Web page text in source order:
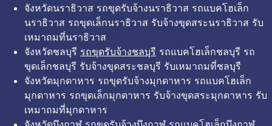
จังหวัดนราธิวาส รถขุดรับจ้างนราธิวาส รถแบคโฮเล็ก
นราธิวาส รถขุดเล็กนราธิวาส รับจ้างขุดสระนราธิวาส รับ
เหมาถมที่นราธิวาส
จังหวัดชลบุรี รถขุดรับจ้างชลบุรี รถแบคโฮเล็กชลบุรี รถ
ขุดเล็กชลบุรี รับจ้างขุดสระชลบุรี รับเหมาถมที่ชลบุรี
จังหวัดมุกดาหาร รถขุดรับจ้างมุกดาหาร รถแบคโฮเล็ก
มุกดาหาร รถขุดเล็กมุกดาหาร รับจ้างขุดสระมุกดาหาร รับ
เหมาถมที่มุกดาหาร